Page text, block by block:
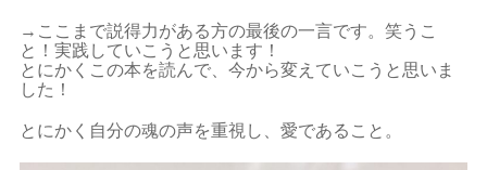
→ここまで説得力がある方の最後の一言です。笑うこ
と！実践していこうと思います！
とにかくこの本を読んで、今から変えていこうと思いま
した！
とにかく自分の魂の声を重視し、愛であること。